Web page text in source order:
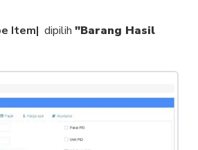
Item| dipilih "Barang Hasil